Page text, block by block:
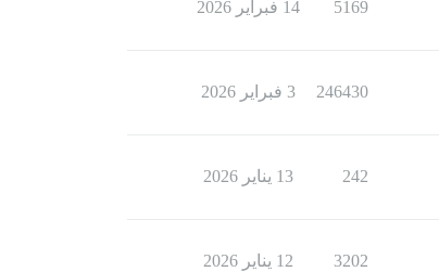
5169 14 فبراير 2026
246430 3 فبراير 2026
242 13 يناير 2026
3202 12 يناير 2026